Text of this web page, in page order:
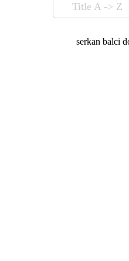
Title A -> Z
serkan balci